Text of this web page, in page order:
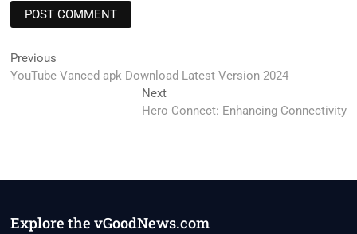
Post
navigation
Previous
post:
YouTube Vanced apk Download Latest Version 2024
NextNext
post:
Hero Connect: Enhancing Connectivity
Explore the vGoodNews.com